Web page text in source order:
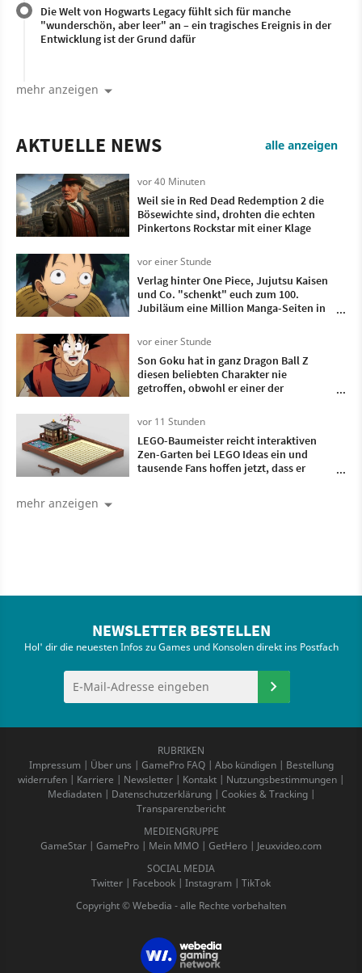
Die Welt von Hogwarts Legacy fühlt sich für manche
"wunderschön, aber leer" an – ein tragisches Ereignis in der
Entwicklung ist der Grund dafür
mehr anzeigen
AKTUELLE NEWS alle anzeigen
vor 40 Minuten
Weil sie in Red Dead Redemption 2 die
Bösewichte sind, drohten die echten
Pinkertons Rockstar mit einer Klage
vor einer Stunde
Verlag hinter One Piece, Jujutsu Kaisen
und Co. "schenkt" euch zum 100.
Jubiläum eine Million Manga-Seiten in
wittert KI-Übersetzungen
vor einer Stunde
Son Goku hat in ganz Dragon Ball Z
diesen beliebten Charakter nie
getroffen, obwohl er einer der
vor 11 Stunden
LEGO-Baumeister reicht interaktiven
Zen-Garten bei LEGO Ideas ein und
tausende Fans hoffen jetzt, dass er
mehr anzeigen
NEWSLETTER BESTELLEN
Hol' dir die neuesten Infos zu Games und Konsolen direkt ins Postfach
RUBRIKEN
Impressum| Über uns | GamePro FAQ| Abo kündigen| Bestellung
widerrufen | Karriere | Newsletter | Kontakt | Nutzungsbestimmungen |
Mediadaten| Datenschutzerklärung| Cookies & Tracking|
Transparenzbericht
MEDIENGRUPPE
GameStar | GamePro | Mein MMO | GetHero | Jeuxvideo.com
SOCIAL MEDIA
Twitter | Facebook | Instagram | TikTok
Copyright © Webedia - alle Rechte vorbehalten